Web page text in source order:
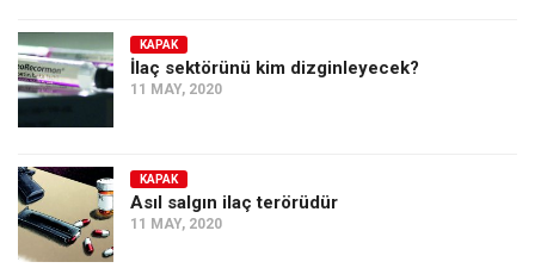
KAPAK
İlaç sektörünü kim dizginleyecek?
11 MAY, 2020
KAPAK
Asıl salgın ilaç terörüdür
11 MAY, 2020